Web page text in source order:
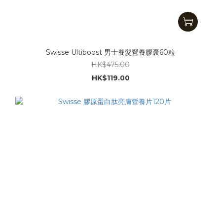
Swisse Ultiboost 男士養髮營養膠囊60粒
HK$475.00
HK$119.00